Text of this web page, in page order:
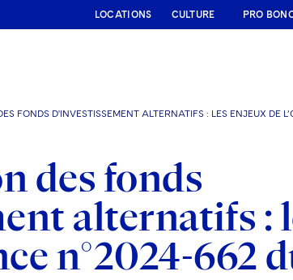
LOCATIONS CULTURE PRO
FONDS D'INVESTISSEMENT ALTERNATIFS : LES ENJEUX DE
des fonds
alternatifs :
n°2024-662